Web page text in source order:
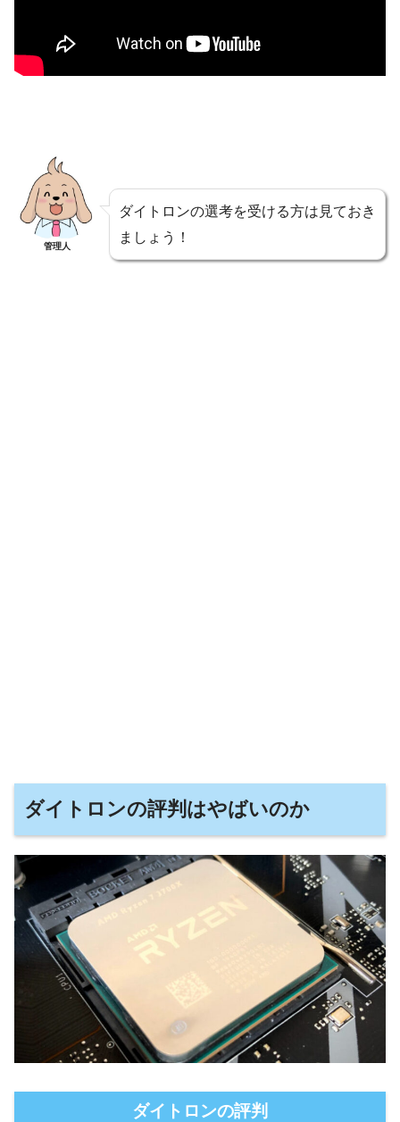
管理人
ダイトロンの選考を受ける方は見ておき
ましょう！
ダイトロンの評判はやばいのか
ダイトロンの評判